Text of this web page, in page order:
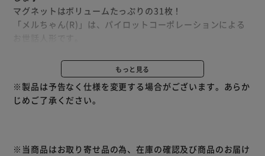
マグネットはボリュームたっぷりの31枚！
「メルちゃん(R)」は、パイロットコーポレーションによる
ー】の４つのシーンで、いろいろな着せ替え遊びやおしゃれ
が楽しめるメルちゃんのマグネット絵本です。
もっと見る
※製品は予告なく仕様を変更する場合がございます。あらか
じめご了承ください。
※当商品はお取り寄せ品の為、在庫の確認及び商品のお届け